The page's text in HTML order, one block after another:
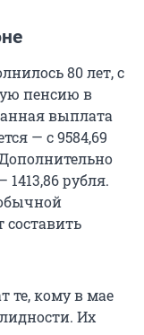
80 лет, с
пенсию в
выплата
— с 9584,69
рубля.
те, кому в мае
Их